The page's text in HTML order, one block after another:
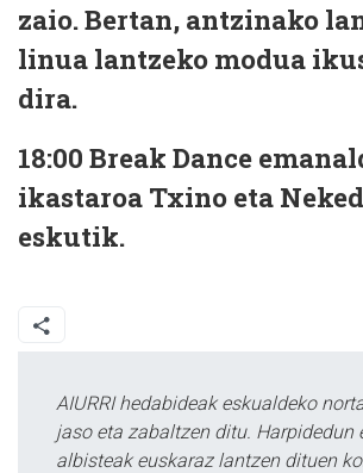
zaio. Bertan, antzinako
linua lantzeko modua
dira.
18:00 Break Dance
ikastaroa Txino eta
eskutik.
AIURRI hedabideak eskualdeko
jaso eta zabaltzen ditu. Harpidedun
albisteak euskaraz lantzen dituen